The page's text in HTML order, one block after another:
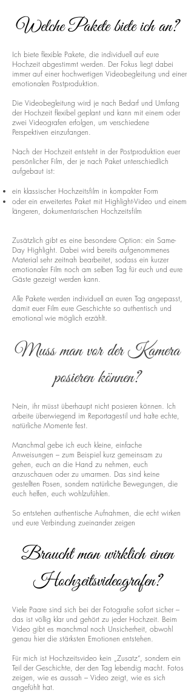
Welche Pakete biete ich an?
Ich biete flexible Pakete, die individuell auf eure
Hochzeit abgestimmt werden. Der Fokus liegt dabei
immer auf einer hochwertigen Videobegleitung und einer
emotionalen Postproduktion.
Die Videobegleitung wird je nach Bedarf und Umfang
der Hochzeit flexibel geplant und kann mit einem oder
zwei Videografen erfolgen, um verschiedene
Perspektiven einzufangen.
Nach der Hochzeit entsteht in der Postproduktion euer
persönlicher Film, der je nach Paket unterschiedlich
aufgebaut ist:
ein klassischer Hochzeitsfilm in kompakter Form
oder ein erweitertes Paket mit Highlight-Video und einem
längeren, dokumentarischen Hochzeitsfilm
Zusätzlich gibt es eine besondere Option: ein Same-
Day Highlight. Dabei wird bereits aufgenommenes
Material sehr zeitnah bearbeitet, sodass ein kurzer
emotionaler Film noch am selben Tag für euch und eure
Gäste gezeigt werden kann.
Alle Pakete werden individuell an euren Tag angepasst,
damit euer Film eure Geschichte so authentisch und
emotional wie möglich erzählt.
Muss man vor der Kamera
posieren können?
Nein, ihr müsst überhaupt nicht posieren können. Ich
arbeite überwiegend im Reportagestil und halte echte,
natürliche Momente fest.
Manchmal gebe ich euch kleine, einfache
Anweisungen – zum Beispiel kurz gemeinsam zu
gehen, euch an die Hand zu nehmen, euch
anzuschauen oder zu umarmen. Das sind keine
gestellten Posen, sondern natürliche Bewegungen, die
euch helfen, euch wohlzufühlen.
So entstehen authentische Aufnahmen, die echt wirken
und eure Verbindung zueinander zeigen
Braucht man wirklich einen
Hochzeitsvideografen?
Viele Paare sind sich bei der Fotografie sofort sicher –
das ist völlig klar und gehört zu jeder Hochzeit. Beim
Video gibt es manchmal noch Unsicherheit, obwohl
genau hier die stärksten Emotionen entstehen.
Für mich ist Hochzeitsvideo kein „Zusatz“, sondern ein
Teil der Geschichte, der den Tag lebendig macht. Fotos
zeigen, wie es aussah – Video zeigt, wie es sich
angefühlt hat.